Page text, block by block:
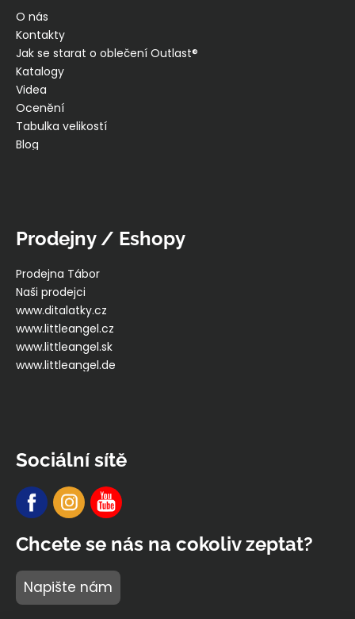
O nás
Kontakty
Jak se starat o oblečení Outlast®
Katalogy
Videa
Ocenění
Tabulka velikostí
Blog
Prodejny / Eshopy
Prodejna Tábor
Naši prodejci
www.ditalatky.cz
www.littleangel.cz
www.littleangel.sk
www.littleangel.de
Sociální sítě
Chcete se nás na cokoliv zeptat?
Napište nám